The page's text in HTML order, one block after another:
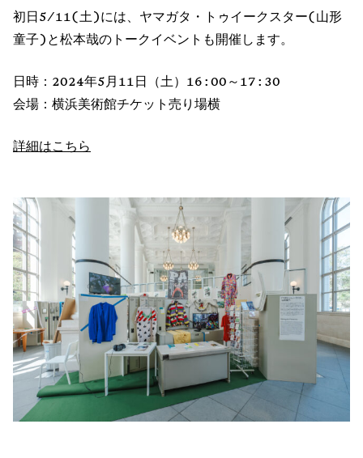
初日5/11(土)には、ヤマガタ・トゥイークスター(山形
童子)と松本哉のトークイベントも開催します。
日時：2024年5月11日（土）16:00～17:30
会場：横浜美術館チケット売り場横
詳細はこちら